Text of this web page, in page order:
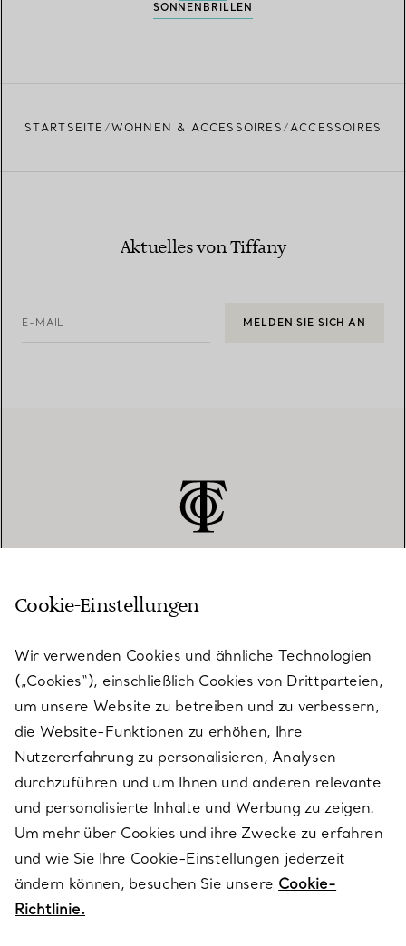
SONNENBRILLEN
STARTSEITE WOHNEN & ACCESSOIRES ACCESSOIRES
Aktuelles von Tiffany
E-MAIL MELDEN SIE SICH AN
KUNDENSERVICE
SERVICES
ÜBER TIFFANY & CO.
RECHTLICHE HINWEISE
FOLGEN SIE UNS
Cookie-Einstellungen
Wir verwenden Cookies und ähnliche Technologien
(„Cookies“), einschließlich Cookies von Drittparteien,
um unsere Website zu betreiben und zu verbessern,
die Website-Funktionen zu erhöhen, Ihre
Nutzererfahrung zu personalisieren, Analysen
durchzuführen und um Ihnen und anderen relevante
und personalisierte Inhalte und Werbung zu zeigen.
Um mehr über Cookies und ihre Zwecke zu erfahren
und wie Sie Ihre Cookie-Einstellungen jederzeit
ändern können, besuchen Sie unsere Cookie-
Richtlinie.